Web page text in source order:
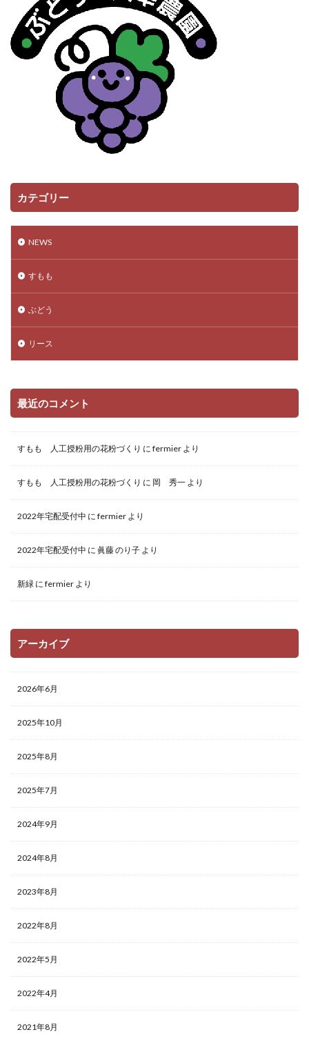
カテゴリー
NEWS
すもも
ぶどう
リース
最近のコメント
すもも 人工授粉用の花粉づくり に fermier より
すもも 人工授粉用の花粉づくり に 岡 秀一 より
2022年宅配受付中 に fermier より
2022年宅配受付中 に 眞藤 のり子 より
新緑 に fermier より
アーカイブ
2026年6月
2025年10月
2025年8月
2025年7月
2024年9月
2024年8月
2023年8月
2022年8月
2022年5月
2022年4月
2021年8月